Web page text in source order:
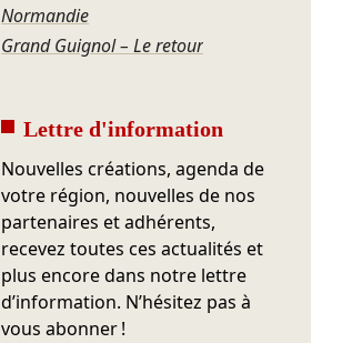
Normandie
Grand Guignol – Le retour
Lettre d'information
Nouvelles créations, agenda de
votre région, nouvelles de nos
partenaires et adhérents,
recevez toutes ces actualités et
plus encore dans notre lettre
d’information. N’hésitez pas à
vous abonner !